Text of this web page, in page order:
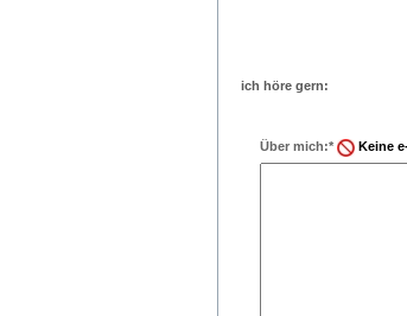
ich höre gern:
Über mich:* Keine